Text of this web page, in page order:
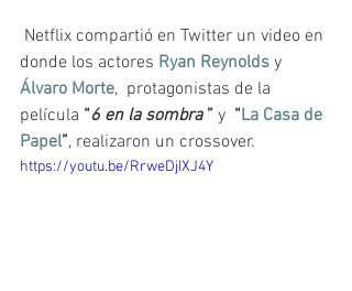
donde los actores Ryan Reynolds y
Álvaro Morte,  protagonistas de la
película “6 en la sombra ” y “La Casa de
Papel”, realizaron un crossover.
https://youtu.be/RrweDjIXJ4Y